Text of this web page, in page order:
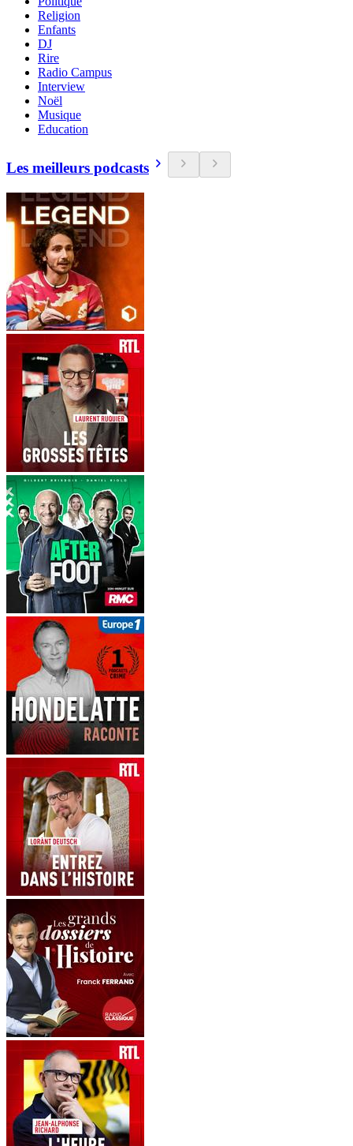
Religion
Enfants
DJ
Rire
Radio Campus
Interview
Noël
Musique
Education
Les meilleurs podcasts